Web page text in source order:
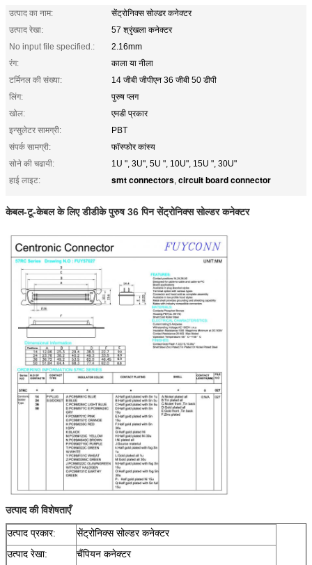
उत्पाद का नाम:
सेंट्रोनिक्स सोल्डर कनेक्टर
उत्पाद रेखा:
57 श्रृंखला कनेक्टर
No input file specified.:
2.16mm
रंग:
काला या नीला
टर्मिनल की संख्या:
14 जीबी जीपीएन 36 जीबी 50 डीपी
लिंग:
पुरुष प्लग
खोल:
एमडी प्रकार
इन्सुलेटर सामग्री:
PBT
संपर्क सामग्री:
फॉस्फोर कांस्य
सोने की चढायी:
1U ", 3U", 5U ", 10U", 15U ", 30U"
हाई लाइट:
smt connectors, circuit board connector
केबल-टू-केबल के लिए डीडीके पुरुष 36 पिन सेंट्रोनिक्स सोल्डर कनेक्टर
उत्पाद की विशेषताएँ
उत्पाद प्रकार:
सेंट्रोनिक्स सोल्डर कनेक्टर
उत्पाद रेखा:
चैंपियन कनेक्टर